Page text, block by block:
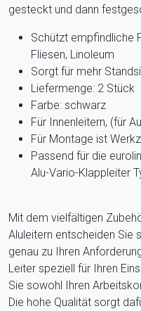
gesteckt und dann
Schützt empfindliche
Fliesen, Linoleum
Sorgt für mehr
Liefermenge: 2 Stück
Farbe: schwarz
Für Innenleitern, (für
Für Montage ist
Passend für die
Alu-Vario-Klappleiter
Mit dem vielfältigen
Aluleitern entscheiden Sie
genau zu Ihren
Leiter speziell für Ihren
Sie sowohl Ihren
Die hohe Qualität sorgt